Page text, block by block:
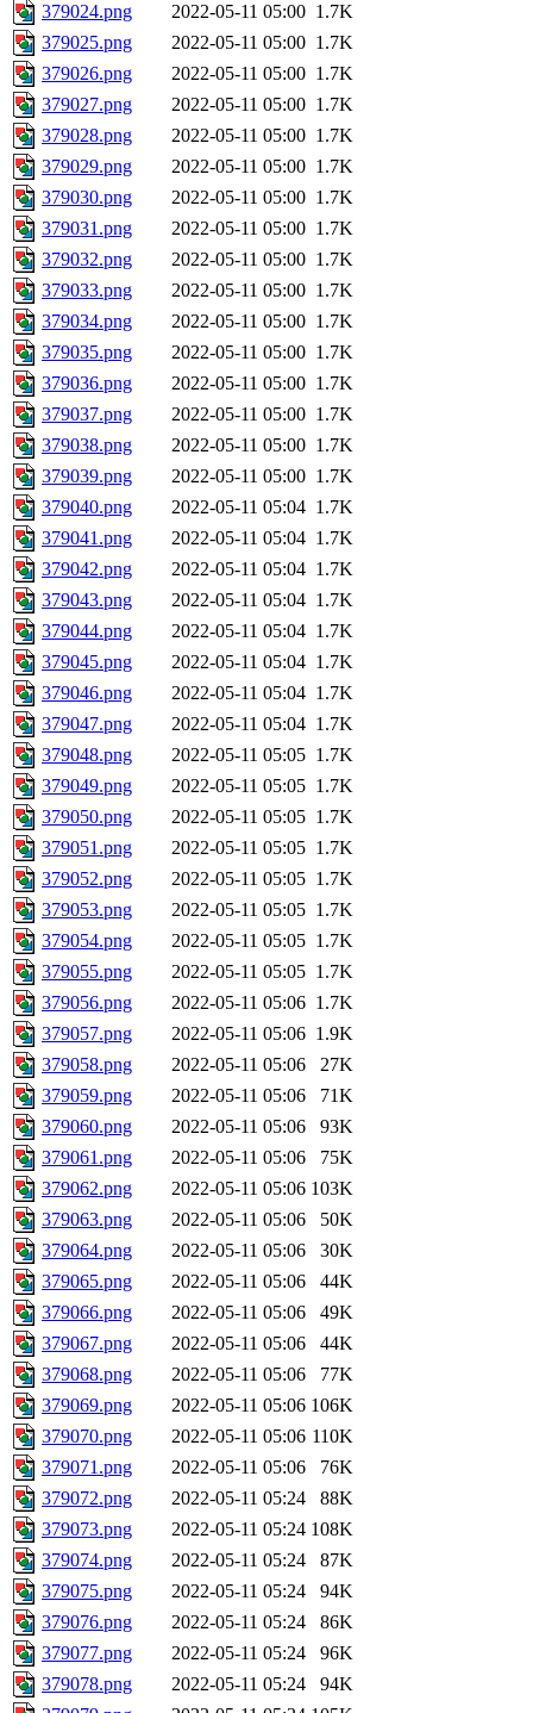
379024.png
2022-05-11 05:00 1.7K
379025.png
2022-05-11 05:00 1.7K
379026.png
2022-05-11 05:00 1.7K
379027.png
2022-05-11 05:00 1.7K
379028.png
2022-05-11 05:00 1.7K
379029.png
2022-05-11 05:00 1.7K
379030.png
2022-05-11 05:00 1.7K
379031.png
2022-05-11 05:00 1.7K
379032.png
2022-05-11 05:00 1.7K
379033.png
2022-05-11 05:00 1.7K
379034.png
2022-05-11 05:00 1.7K
379035.png
2022-05-11 05:00 1.7K
379036.png
2022-05-11 05:00 1.7K
379037.png
2022-05-11 05:00 1.7K
379038.png
2022-05-11 05:00 1.7K
379039.png
2022-05-11 05:00 1.7K
379040.png
2022-05-11 05:04 1.7K
379041.png
2022-05-11 05:04 1.7K
379042.png
2022-05-11 05:04 1.7K
379043.png
2022-05-11 05:04 1.7K
379044.png
2022-05-11 05:04 1.7K
379045.png
2022-05-11 05:04 1.7K
379046.png
2022-05-11 05:04 1.7K
379047.png
2022-05-11 05:04 1.7K
379048.png
2022-05-11 05:05 1.7K
379049.png
2022-05-11 05:05 1.7K
379050.png
2022-05-11 05:05 1.7K
379051.png
2022-05-11 05:05 1.7K
379052.png
2022-05-11 05:05 1.7K
379053.png
2022-05-11 05:05 1.7K
379054.png
2022-05-11 05:05 1.7K
379055.png
2022-05-11 05:05 1.7K
379056.png
2022-05-11 05:06 1.7K
379057.png
2022-05-11 05:06 1.9K
379058.png
2022-05-11 05:06
27K
379059.png
2022-05-11 05:06
71K
379060.png
2022-05-11 05:06
93K
379061.png
2022-05-11 05:06
75K
379062.png
2022-05-11 05:06 103K
379063.png
2022-05-11 05:06
50K
379064.png
2022-05-11 05:06
30K
379065.png
2022-05-11 05:06
44K
379066.png
2022-05-11 05:06
49K
379067.png
2022-05-11 05:06
44K
379068.png
2022-05-11 05:06
77K
379069.png
2022-05-11 05:06 106K
379070.png
2022-05-11 05:06 110K
379071.png
2022-05-11 05:06
76K
379072.png
2022-05-11 05:24
88K
379073.png
2022-05-11 05:24 108K
379074.png
2022-05-11 05:24
87K
379075.png
2022-05-11 05:24
94K
379076.png
2022-05-11 05:24
86K
379077.png
2022-05-11 05:24
96K
379078.png
2022-05-11 05:24
94K